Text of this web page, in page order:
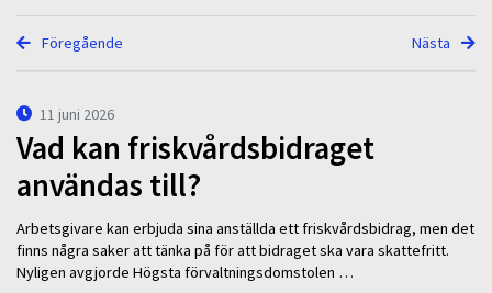
Föregående Nästa
11 juni 2026
Vad kan friskvårdsbidraget
användas till?
Arbetsgivare kan erbjuda sina anställda ett friskvårdsbidrag, men det
finns några saker att tänka på för att bidraget ska vara skattefritt.
Nyligen avgjorde Högsta förvaltningsdomstolen …